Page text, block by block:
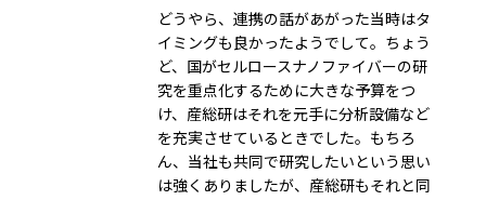
どうやら、連携の話があがった当時はタ
イミングも良かったようでして。ちょう
ど、国がセルロースナノファイバーの研
究を重点化するために大きな予算をつ
け、産総研はそれを元手に分析設備など
を充実させているときでした。もちろ
ん、当社も共同で研究したいという思い
は強くありましたが、産総研もそれと同